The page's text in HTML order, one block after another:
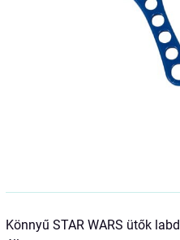
Könnyű STAR WARS ütők